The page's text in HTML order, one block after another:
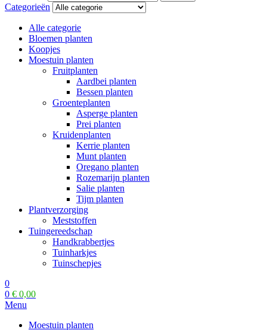
Categorieën
Alle categorie
Bloemen planten
Koopjes
Moestuin planten
Fruitplanten
Aardbei planten
Bessen planten
Groenteplanten
Asperge planten
Prei planten
Kruidenplanten
Kerrie planten
Munt planten
Oregano planten
Rozemarijn planten
Salie planten
Tijm planten
Plantverzorging
Meststoffen
Tuingereedschap
Handkrabbertjes
Tuinharkjes
Tuinschepjes
0
0 € 0,00
Menu
Moestuin planten